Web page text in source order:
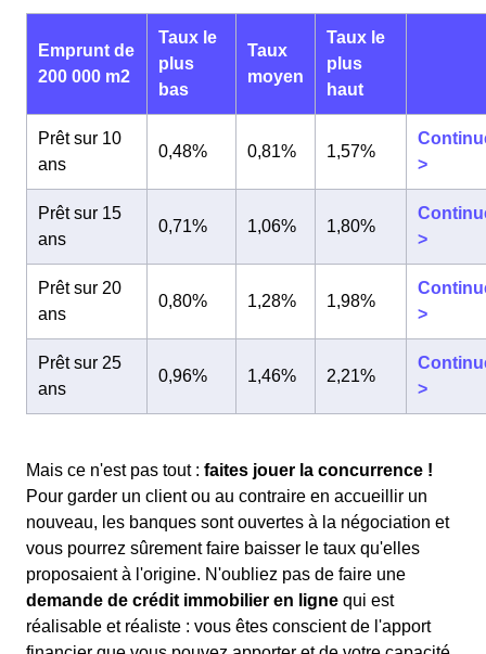
Emprunt de
200 000 m2
Taux le
plus
bas
Taux
moyen
Taux le
plus
haut
Prêt sur 10
ans
0,48% 0,81% 1,57%
>
Prêt sur 15
ans
0,71% 1,06% 1,80%
>
Prêt sur 20
ans
0,80% 1,28% 1,98%
>
Prêt sur 25
ans
0,96% 1,46% 2,21%
>
Mais ce n'est pas tout : faites jouer la concurrence !
Pour garder un client ou au contraire en accueillir un
nouveau, les banques sont ouvertes à la négociation et
vous pourrez sûrement faire baisser le taux qu'elles
proposaient à l'origine. N'oubliez pas de faire une
demande de crédit immobilier en ligne qui est
réalisable et réaliste : vous êtes conscient de l'apport